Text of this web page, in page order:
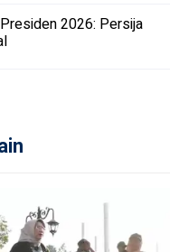
2026: Persija